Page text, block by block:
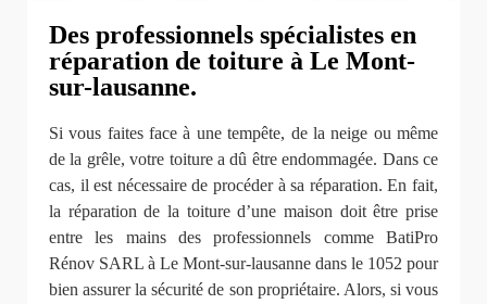
Des professionnels spécialistes en
réparation de toiture à Le Mont-
sur-lausanne.
Si vous faites face à une tempête, de la neige ou même
de la grêle, votre toiture a dû être endommagée. Dans ce
cas, il est nécessaire de procéder à sa réparation. En fait,
la réparation de la toiture d’une maison doit être prise
entre les mains des professionnels comme BatiPro
Rénov SARL à Le Mont-sur-lausanne dans le 1052 pour
bien assurer la sécurité de son propriétaire. Alors, si vous